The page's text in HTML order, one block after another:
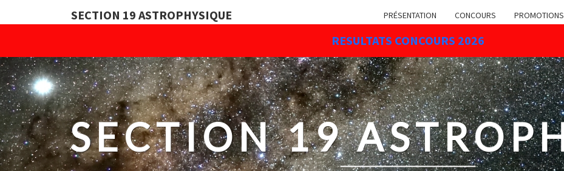
RESULTATS CONCOURS 2026
SECTION 19 ASTROPHYSIQUE PRÉSENTATION CONCOURS PROMOTIONS
SECTION 19